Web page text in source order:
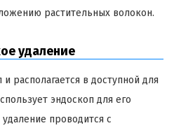
растительных волокон.
удаление
и располагается в доступной для
эндоскоп для его
проводится с